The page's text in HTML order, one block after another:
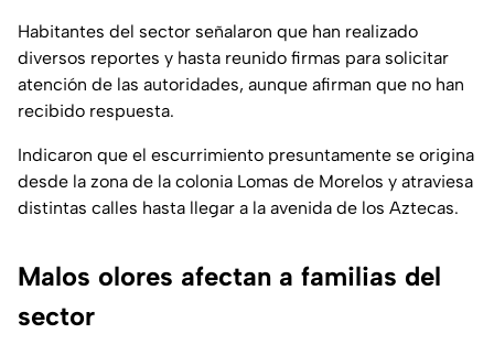
Habitantes del sector señalaron que han realizado
diversos reportes y hasta reunido firmas para solicitar
atención de las autoridades, aunque afirman que no han
recibido respuesta.
Indicaron que el escurrimiento presuntamente se origina
desde la zona de la colonia Lomas de Morelos y atraviesa
distintas calles hasta llegar a la avenida de los Aztecas.
Malos olores afectan a familias del
sector